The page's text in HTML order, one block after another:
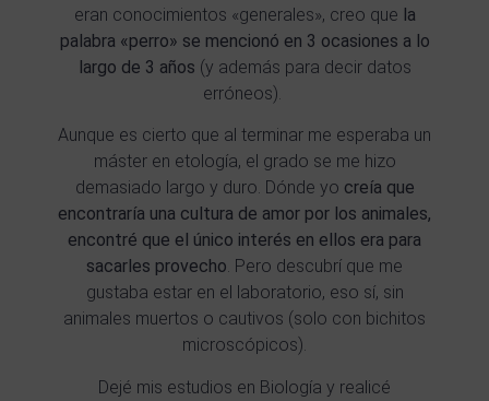
eran conocimientos «generales», creo que la
palabra «perro» se mencionó en 3 ocasiones a lo
largo de 3 años (y además para decir datos
erróneos).
Aunque es cierto que al terminar me esperaba un
máster en etología, el grado se me hizo
demasiado largo y duro. Dónde yo creía que
encontraría una cultura de amor por los animales,
encontré que el único interés en ellos era para
sacarles provecho. Pero descubrí que me
gustaba estar en el laboratorio, eso sí, sin
animales muertos o cautivos (solo con bichitos
microscópicos).
Dejé mis estudios en Biología y realicé